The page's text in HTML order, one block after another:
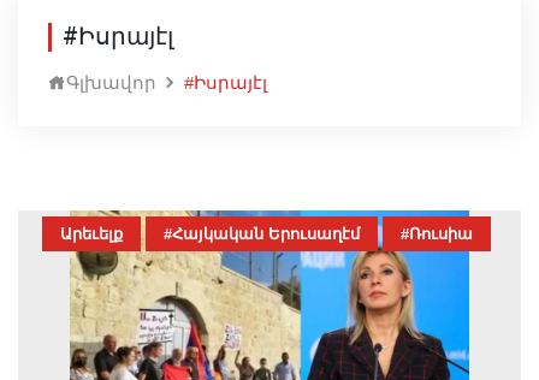
#Իսրայէլ
Գլխավոր #Իսրայէլ
Արեւելք #Հայկական Երուսաղէմ #Ռուսիա